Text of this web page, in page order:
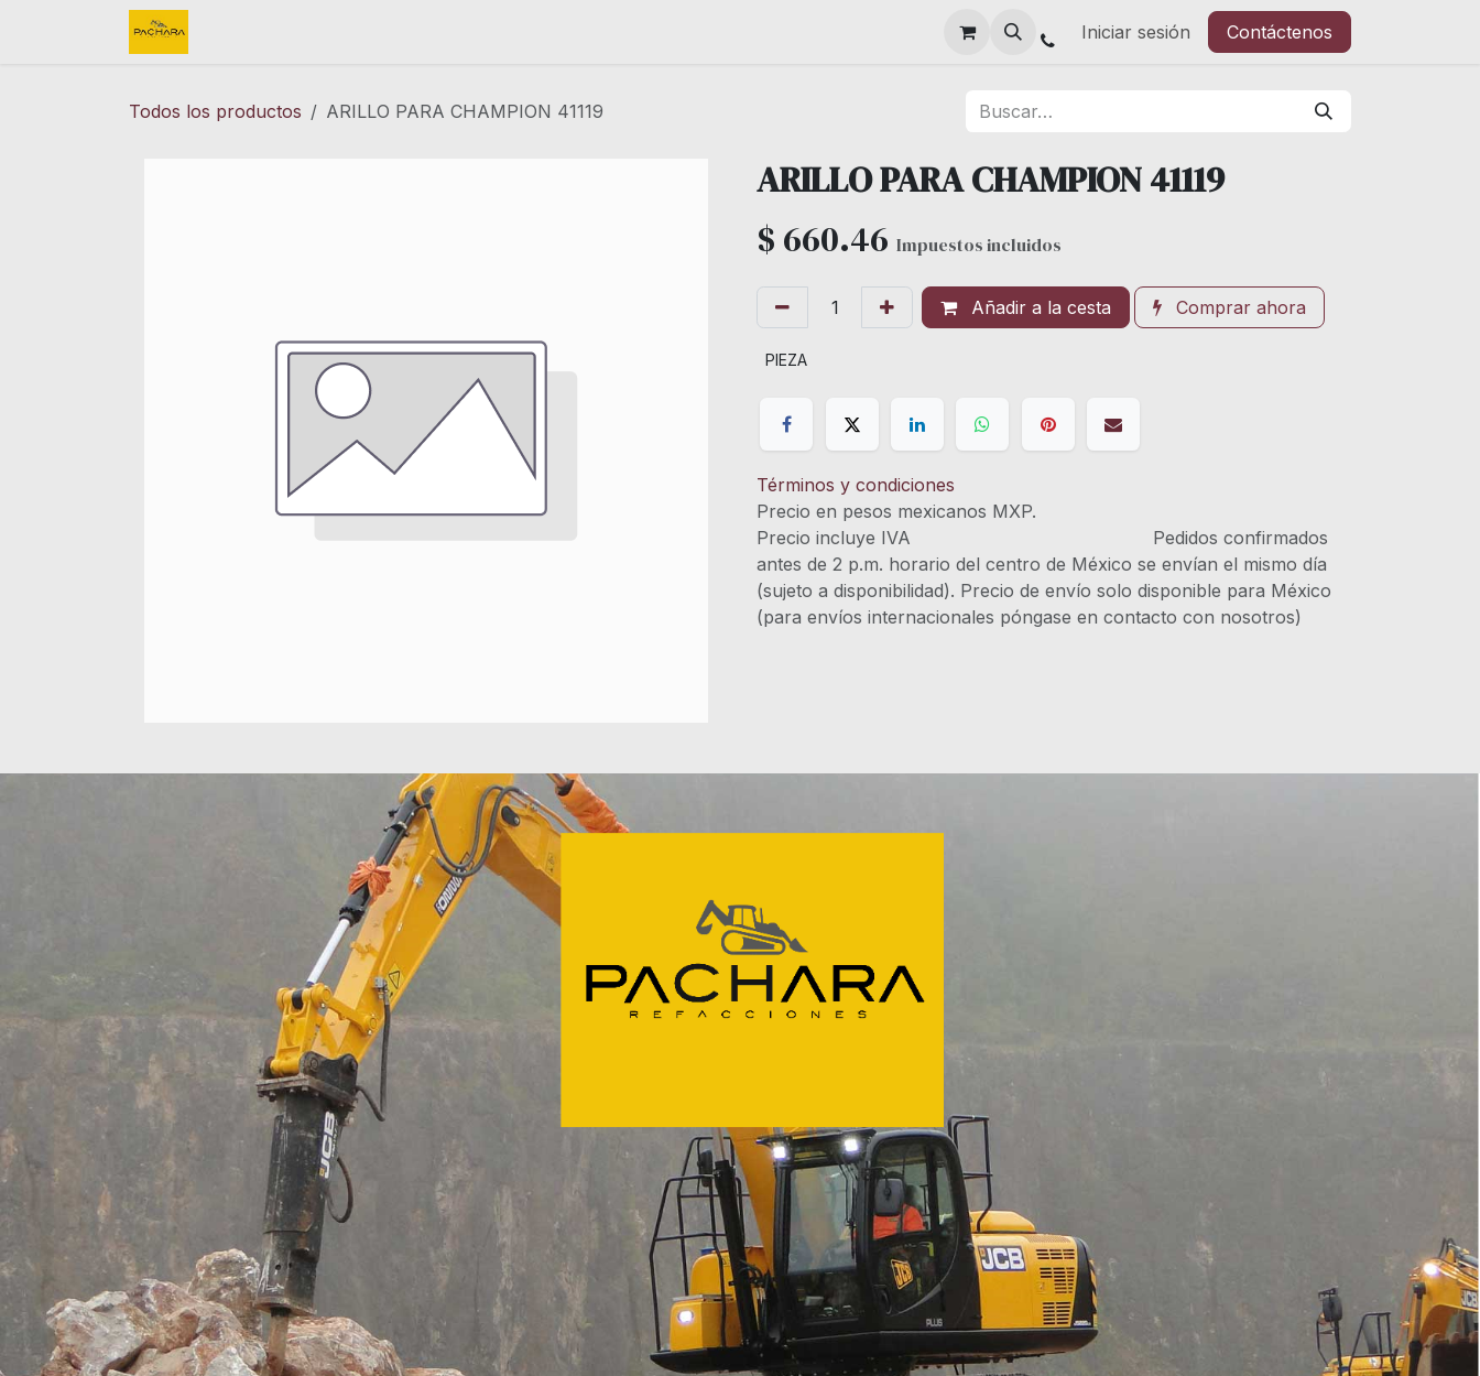
Iniciar sesión Contáctenos
Todos los productos ARILLO PARA CHAMPION 41119
ARILLO PARA CHAMPION 41119
$ 660.46 Impuestos incluidos
Añadir a la cesta Comprar ahora
PIEZA
Términos y condiciones
Precio en pesos mexicanos MXP.
Precio incluye IVA Pedidos confirmados
antes de 2 p.m. horario del centro de México se envían el mismo día
(sujeto a disponibilidad). Precio de envío solo disponible para México
(para envíos internacionales póngase en contacto con nosotros)